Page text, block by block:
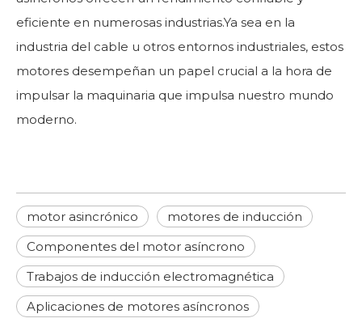
eficiente en numerosas industrias.Ya sea en la
industria del cable u otros entornos industriales, estos
motores desempeñan un papel crucial a la hora de
impulsar la maquinaria que impulsa nuestro mundo
moderno.
motor asincrónico
motores de inducción
Componentes del motor asíncrono
Trabajos de inducción electromagnética
Aplicaciones de motores asíncronos